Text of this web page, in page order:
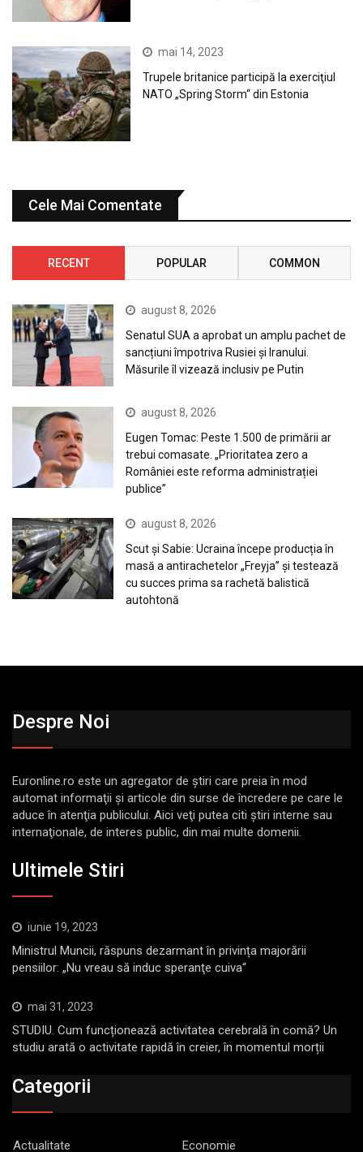
mai 14, 2023
Trupele britanice participă la exerciţiul
NATO „Spring Storm“ din Estonia
Cele Mai Comentate
RECENT POPULAR COMMON
august 8, 2026
Senatul SUA a aprobat un amplu pachet de
sancțiuni împotriva Rusiei și Iranului.
Măsurile îl vizează inclusiv pe Putin
august 8, 2026
Eugen Tomac: Peste 1.500 de primării ar
trebui comasate. „Prioritatea zero a
României este reforma administrației
publice”
august 8, 2026
Scut și Sabie: Ucraina începe producția în
masă a antirachetelor „Freyja” și testează
cu succes prima sa rachetă balistică
autohtonă
Despre Noi
Euronline.ro este un agregator de ştiri care preia în mod
automat informaţii şi articole din surse de încredere pe care le
aduce în atenţia publicului. Aici veţi putea citi ştiri interne sau
internaţionale, de interes public, din mai multe domenii.
Ultimele Stiri
iunie 19, 2023
Ministrul Muncii, răspuns dezarmant în privința majorării
pensiilor: „Nu vreau să induc speranţe cuiva“
mai 31, 2023
STUDIU. Cum funcționează activitatea cerebrală în comă? Un
studiu arată o activitate rapidă în creier, în momentul morții
Categorii
Actualitate Economie